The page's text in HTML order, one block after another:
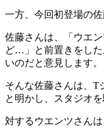
一方、今回初登場の
佐藤さんは、「ウエ
ど…」と前置きをし
いのだと意見します。
そんな佐藤さんは、T
と明かし、スタジオ
対するウエンツさん